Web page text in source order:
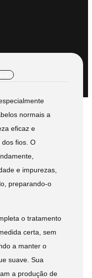
normais a
eficaz e
fios. O
e impurezas,
preparando-o
o tratamento
certa, sem
a manter o
suave. Sua
a produção de